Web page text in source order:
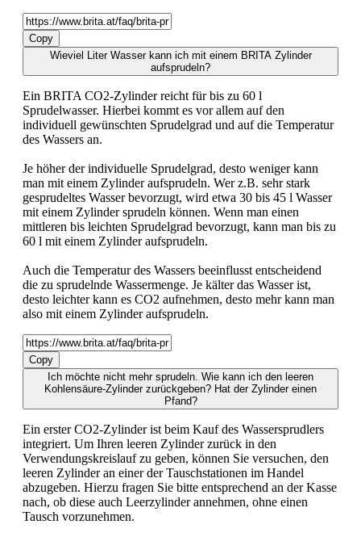
Copy
Wieviel Liter Wasser kann ich mit einem BRITA Zylinder
aufsprudeln?
Ein BRITA CO2-Zylinder reicht für bis zu 60 l
Sprudelwasser. Hierbei kommt es vor allem auf den
individuell gewünschten Sprudelgrad und auf die Temperatur
des Wassers an.
Je höher der individuelle Sprudelgrad, desto weniger kann
man mit einem Zylinder aufsprudeln. Wer z.B. sehr stark
gesprudeltes Wasser bevorzugt, wird etwa 30 bis 45 l Wasser
mit einem Zylinder sprudeln können. Wenn man einen
mittleren bis leichten Sprudelgrad bevorzugt, kann man bis zu
60 l mit einem Zylinder aufsprudeln.
Auch die Temperatur des Wassers beeinflusst entscheidend
die zu sprudelnde Wassermenge. Je kälter das Wasser ist,
desto leichter kann es CO2 aufnehmen, desto mehr kann man
also mit einem Zylinder aufsprudeln.
Copy
Ich möchte nicht mehr sprudeln. Wie kann ich den leeren
Kohlensäure-Zylinder zurückgeben? Hat der Zylinder einen
Pfand?
Ein erster CO2-Zylinder ist beim Kauf des Wassersprudlers
integriert. Um Ihren leeren Zylinder zurück in den
Verwendungskreislauf zu geben, können Sie versuchen, den
leeren Zylinder an einer der Tauschstationen im Handel
abzugeben. Hierzu fragen Sie bitte entsprechend an der Kasse
nach, ob diese auch Leerzylinder annehmen, ohne einen
Tausch vorzunehmen.